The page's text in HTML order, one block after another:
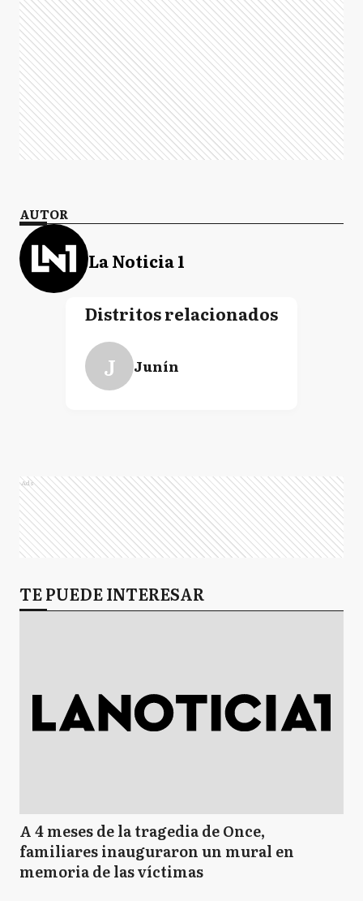
AUTOR
La Noticia 1
Distritos relacionados
J Junín
Ads
TE PUEDE INTERESAR
A 4 meses de la tragedia de Once,
familiares inauguraron un mural en
memoria de las víctimas